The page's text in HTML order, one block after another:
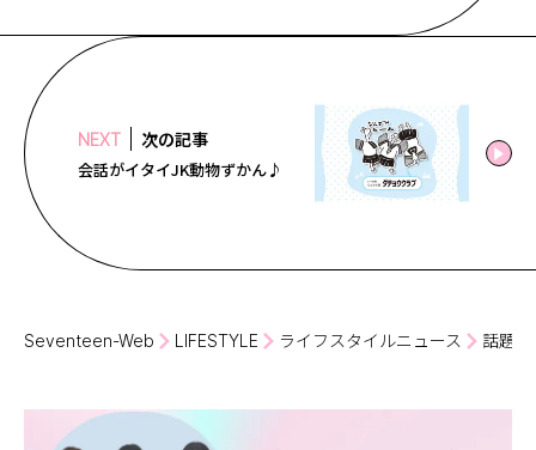
NEXT 次の記事
会話がイタイJK動物ずかん♪
Seventeen-Web LIFESTYLE ライフスタイルニュース 話題